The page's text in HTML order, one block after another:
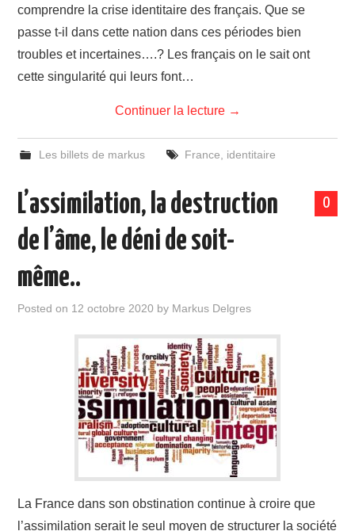
comprendre la crise identitaire des français. Que se
passe t-il dans cette nation dans ces périodes bien
troubles et incertaines….? Les français on le sait ont
cette singularité qui leurs font…
Continuer la lecture →
Les billets de markus France identitaire
0
L’assimilation, la destruction
de l’âme, le déni de soit-
même..
Posted on 12 octobre 2020 by Markus Delgres
La France dans son obstination continue à croire que
l’assimilation serait le seul moyen de structurer la société